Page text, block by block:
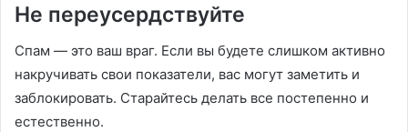
Не переусердствуйте
Спам — это ваш враг. Если вы будете слишком активно
накручивать свои показатели, вас могут заметить и
заблокировать. Старайтесь делать все постепенно и
естественно.